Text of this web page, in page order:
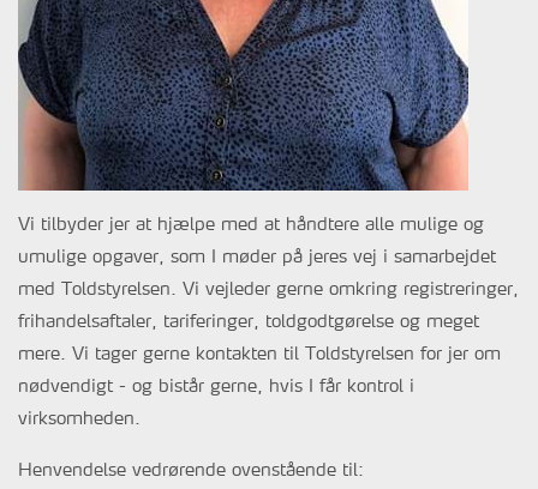
Vi tilbyder jer at hjælpe med at håndtere alle mulige og
umulige opgaver, som I møder på jeres vej i samarbejdet
med Toldstyrelsen. Vi vejleder gerne omkring registreringer,
frihandelsaftaler, tariferinger, toldgodtgørelse og meget
mere. Vi tager gerne kontakten til Toldstyrelsen for jer om
nødvendigt - og bistår gerne, hvis I får kontrol i
virksomheden.
Henvendelse vedrørende ovenstående til: